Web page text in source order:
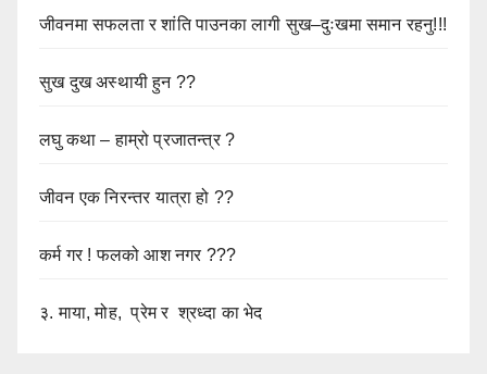
जीवनमा सफलता र शांति पाउनका लागी सुख–दुःखमा समान रहनु!!!
सुख दुख अस्थायी हुन ??
लघु कथा – हाम्रो प्रजातन्त्र ?
जीवन एक निरन्तर यात्रा हो ??
कर्म गर ! फलको आश नगर ???
३. माया, मोह, प्रेम र श्रध्दा का भेद